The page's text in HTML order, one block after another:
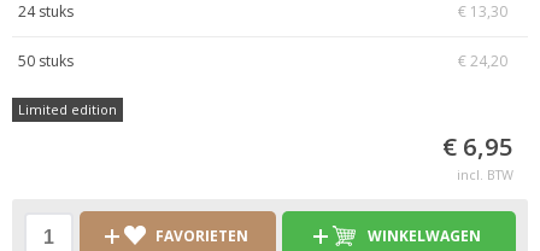
24 stuks € 13,30
50 stuks € 24,20
Limited edition
€ 6,95
incl. BTW
FAVORIETEN WINKELWAGEN